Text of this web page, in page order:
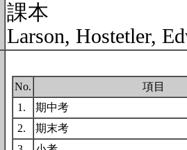
課本
Larson, Hostetler,
No.
項目
1.
期中考
2.
期末考